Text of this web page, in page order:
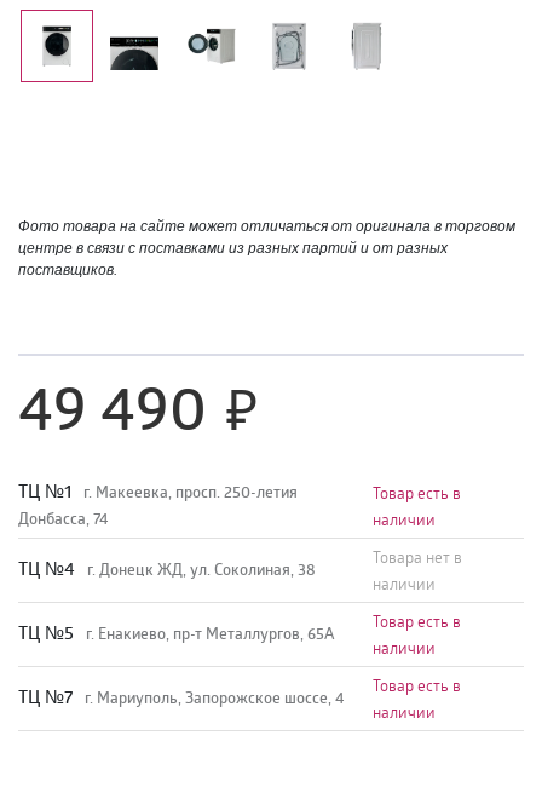
Фото товара на сайте может отличаться от оригинала в торговом
центре в связи с поставками из разных партий и от разных
поставщиков.
49 490
TЦ №1
г. Макеевка, просп. 250-летия
Донбасса, 74
Товар есть в
наличии
TЦ №4 г. Донецк ЖД, ул. Соколиная, 38
Товара нет в
наличии
TЦ №5 г. Енакиево, пр-т Металлургов, 65А
Товар есть в
наличии
ТЦ №7 г. Мариуполь, Запорожское шоссе, 4
Товар есть в
наличии